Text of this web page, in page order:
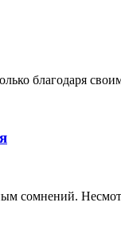
благодаря
сомнений.